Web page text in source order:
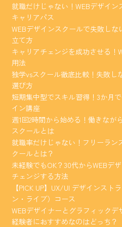
就職だけじゃない！WEBデザイ
キャリアパス
WEBデザインスクールで失敗し
立て方
キャリアチェンジを成功させる！
用法
独学vsスクール徹底比較！失敗し
選び方
短期集中型でスキル習得！3か月
イン講座
週1回2時間から始める！働きなが
スクールとは
就職率だけじゃない！フリーラン
クールとは？
未経験でもOK？30代からWEBデ
チェンジする方法
【PICK UP】UX/UI デザインスト
ン・ライブ）コース
WEBデザイナーとグラフィック
経験者におすすめなのはどっち？